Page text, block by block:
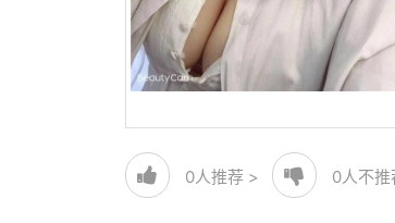
0人推荐 > 0人不推